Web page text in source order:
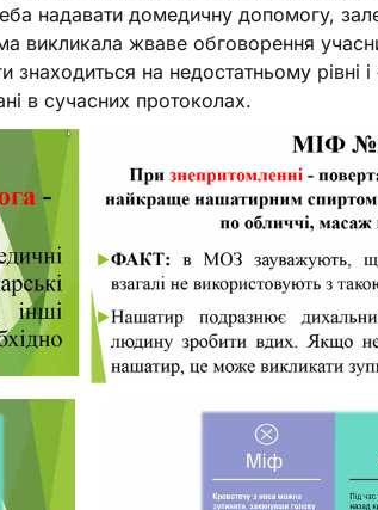
надавати домедичну допомогу,
викликала жваве обговорення
на недостатньому рівні
в сучасних протоколах.